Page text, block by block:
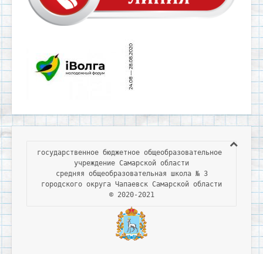
государственное бюджетное общеобразовательное
учреждение Самарской области
средняя общеобразовательная школа № 3
городского округа Чапаевск Самарской области
© 2020-2021